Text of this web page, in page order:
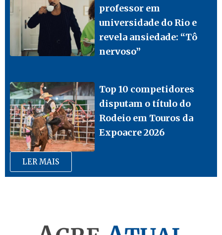
professor em
universidade do Rio e
revela ansiedade: “Tô
nervoso”
Top 10 competidores
disputam o título do
Rodeio em Touros da
Expoacre 2026
LER MAIS